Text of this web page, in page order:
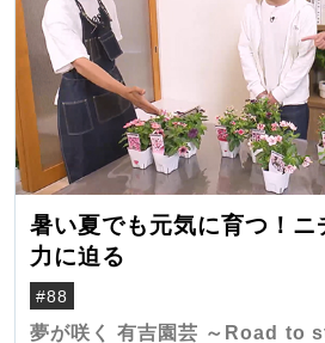
暑い夏でも元気に育つ！
力に迫る
#88
夢が咲く 有吉園芸 ～Road to